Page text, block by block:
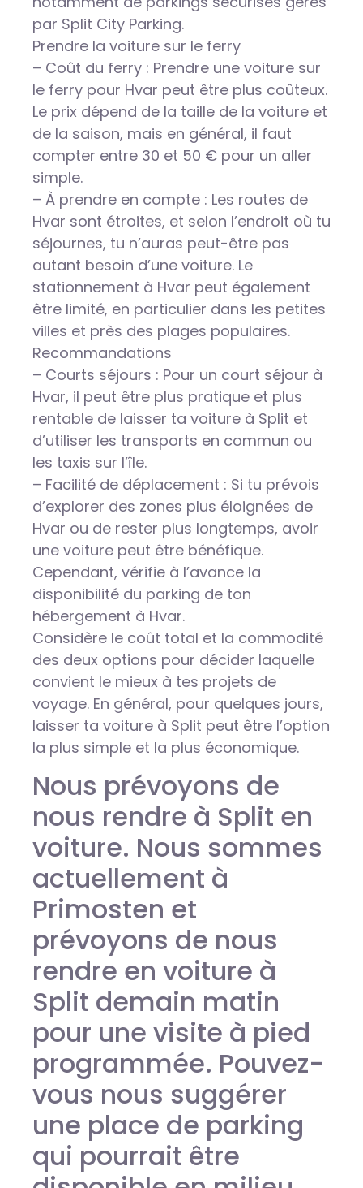
par Split City Parking.
Prendre la voiture sur le ferry
– Coût du ferry : Prendre une voiture sur
le ferry pour Hvar peut être plus coûteux.
Le prix dépend de la taille de la voiture et
de la saison, mais en général, il faut
compter entre 30 et 50 € pour un aller
simple.
– À prendre en compte : Les routes de
Hvar sont étroites, et selon l’endroit où tu
séjournes, tu n’auras peut-être pas
autant besoin d’une voiture. Le
stationnement à Hvar peut également
être limité, en particulier dans les petites
villes et près des plages populaires.
Recommandations
– Courts séjours : Pour un court séjour à
Hvar, il peut être plus pratique et plus
rentable de laisser ta voiture à Split et
d’utiliser les transports en commun ou
les taxis sur l’île.
– Facilité de déplacement : Si tu prévois
d’explorer des zones plus éloignées de
Hvar ou de rester plus longtemps, avoir
une voiture peut être bénéfique.
Cependant, vérifie à l’avance la
disponibilité du parking de ton
hébergement à Hvar.
Considère le coût total et la commodité
des deux options pour décider laquelle
convient le mieux à tes projets de
voyage. En général, pour quelques jours,
laisser ta voiture à Split peut être l’option
la plus simple et la plus économique.
Nous prévoyons de
nous rendre à Split en
voiture. Nous sommes
actuellement à
Primosten et
prévoyons de nous
rendre en voiture à
Split demain matin
pour une visite à pied
programmée. Pouvez-
vous nous suggérer
une place de parking
qui pourrait être